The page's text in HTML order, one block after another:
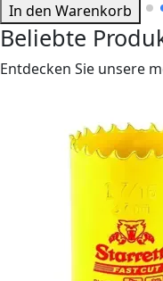
In den Warenkorb
Beliebte
Entdecken Sie unsere